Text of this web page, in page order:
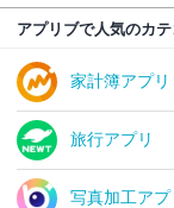
アプリブで人気のカテ
家計簿アプリ
旅行アプリ
写真加工アプ